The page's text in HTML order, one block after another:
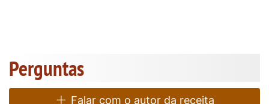
Perguntas
Falar com o autor da receita